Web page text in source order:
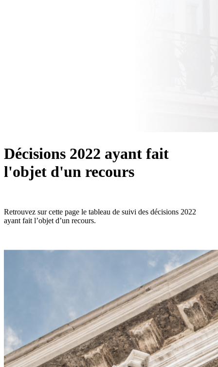
Décisions 2022 ayant fait
l'objet d'un recours
Retrouvez sur cette page le tableau de suivi des décisions 2022
ayant fait l’objet d’un recours.